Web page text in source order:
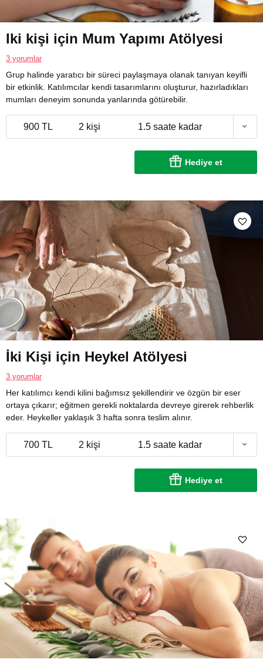
Iki kişi için Mum Yapımı Atölyesi
3 yorumlar
Grup halinde yaratıcı bir süreci paylaşmaya olanak tanıyan keyifli
bir etkinlik. Katılımcılar kendi tasarımlarını oluşturur, hazırladıkları
mumları deneyim sonunda yanlarında götürebilir.
900 TL 2 kişi 1.5 saate kadar
Hediye et
İki Kişi için Heykel Atölyesi
3 yorumlar
Her katılımcı kendi kilini bağımsız şekillendirir ve özgün bir eser
ortaya çıkarır; eğitmen gerekli noktalarda devreye girerek rehberlik
eder. Heykeller yaklaşık 3 hafta sonra teslim alınır.
700 TL 2 kişi 1.5 saate kadar
Hediye et